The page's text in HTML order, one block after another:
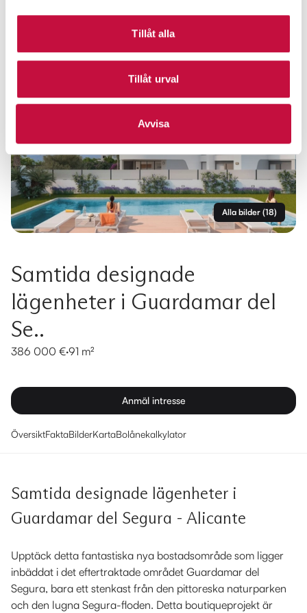
Tillåt alla
Tillåt urval
Avvisa
Alla bilder (18)
Samtida designade
lägenheter i Guardamar del
Se..
386 000 €·91 m²
Anmäl intresse
ÖversiktFaktaBilderKartaBolånekalkylator
Samtida designade lägenheter i
Guardamar del Segura - Alicante
Upptäck detta fantastiska nya bostadsområde som ligger
inbäddat i det eftertraktade området Guardamar del
Segura, bara ett stenkast från den pittoreska naturparken
och den lugna Segura-floden. Detta boutiqueprojekt är